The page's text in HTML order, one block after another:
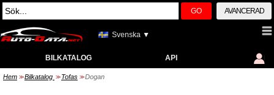
GO AVANCERAD
Svenska ▼
BILKATALOG API
Hem >> Bilkatalog >> Tofas >> Dogan